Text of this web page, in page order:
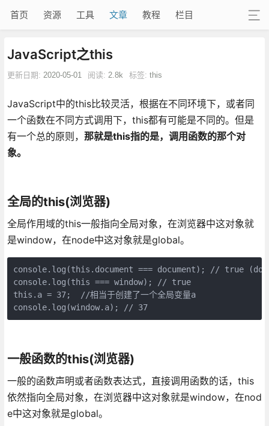
首页 资源 工具 文章 教程 栏目
JavaScript之this
更新日期: 2020-05-01 阅读: 2.8k 标签: this
JavaScript中的this比较灵活，根据在不同环境下，或者同
一个函数在不同方式调用下，this都有可能是不同的。但是
有一个总的原则， 那就是this指的是，调用函数的那个对
象。
全局的this(浏览器)
全局作用域的this一般指向全局对象，在浏览器中这对象就
是window，在node中这对象就是global。
console.log(this.document === document); // true
console.log(this === window); // true
this.a = 37;  //相当于创建了一个全局变量a
console.log(window.a); // 37
一般函数的this(浏览器)
一般的函数声明或者函数表达式，直接调用函数的话，this
依然指向全局对象，在浏览器中这对象就是window，在nod
e中这对象就是global。